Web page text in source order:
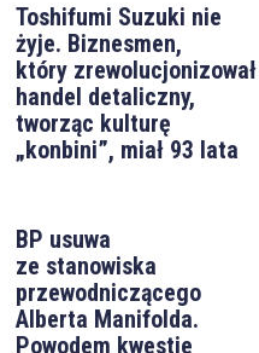
Toshifumi Suzuki nie
żyje. Biznesmen,
który zrewolucjonizował
handel detaliczny,
tworząc kulturę
„konbini”, miał 93 lata
BP usuwa
ze stanowiska
przewodniczącego
Alberta Manifolda.
Powodem kwestie